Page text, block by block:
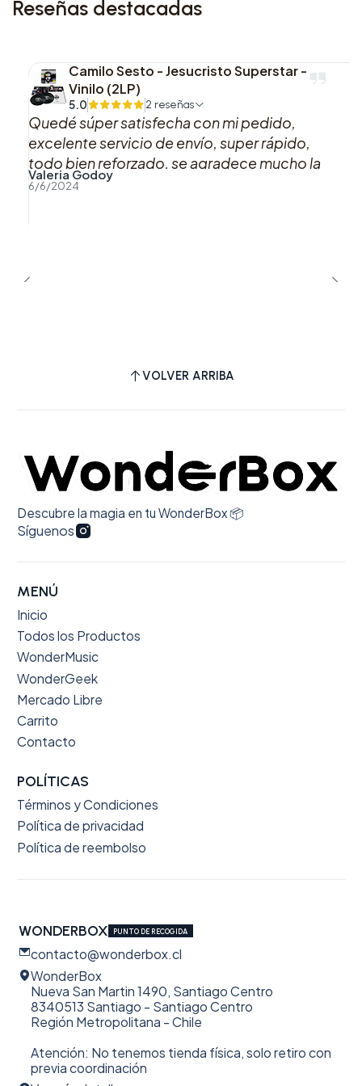
Reseñas destacadas
Camilo Sesto - Jesucristo Superstar -
Vinilo (2LP)
5.0 2 reseñas
Quedé súper satisfecha con mi pedido,
excelente servicio de envío, super rápido,
todo bien reforzado, se agradece mucho la
buena atención y preocupación hacia los
Valeria Godoy
6/6/2024
VOLVER ARRIBA
Descubre la magia en tu WonderBox 📦
Síguenos
MENÚ
Inicio
Todos los Productos
WonderMusic
WonderGeek
Mercado Libre
Carrito
Contacto
POLÍTICAS
Términos y Condiciones
Política de privacidad
Política de reembolso
WONDERBOX PUNTO DE RECOGIDA
contacto@wonderbox.cl
WonderBox
Nueva San Martin 1490, Santiago Centro
8340513 Santiago - Santiago Centro
Región Metropolitana - Chile
Atención: No tenemos tienda física, solo retiro con
previa coordinación